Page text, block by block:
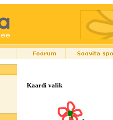
Kaardi valik